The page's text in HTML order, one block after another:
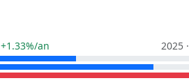
+1.33%/an 2025 ·